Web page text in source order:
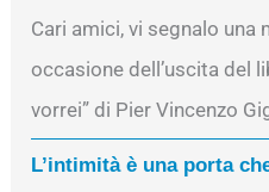
Cari amici, vi segnalo una
occasione dell’uscita del
vorrei” di Pier Vincenzo
L’intimità è una porta